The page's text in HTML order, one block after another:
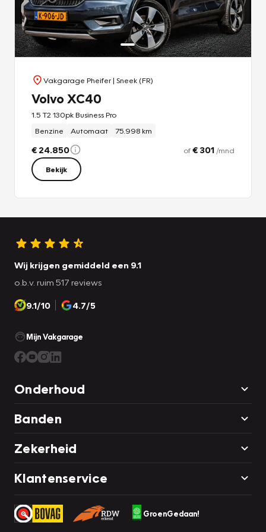
Vakgarage Pheifer| Sneek (FR)
Volvo XC40
1.5 T2 130pk Business Pro
Benzine
Automaat 75.998 km
€ 24.850 of€ 301 /mnd
Bekijk
Wij krijgen gemiddeld een 9.1
o.b.v. ruim 517 reviews
9.1/10 4.7/5
Mijn Vakgarage
Onderhoud
Banden
Zekerheid
Klantenservice
GroenGedaan!